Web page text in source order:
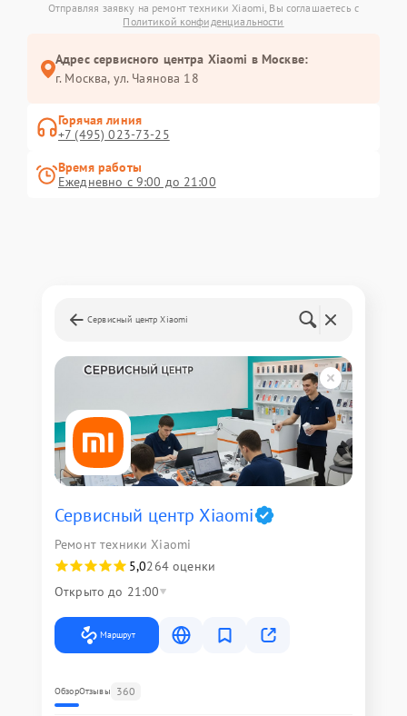
Отправляя заявку на ремонт техники Xiaomi, Вы соглашаетесь с
Политикой конфиденциальности
Адрес сервисного центра Xiaomi в Москве:
г. Москва, ул. Чаянова 18
Горячая линия
+7 (495) 023-73-25
Время работы
Ежедневно с 9:00 до 21:00
Сервисный центр Xiaomi
Сервисный центр Xiaomi
Ремонт техники Xiaomi
5,0264 оценки
Открыто до 21:00
Маршрут
ОбзорОтзывы 360